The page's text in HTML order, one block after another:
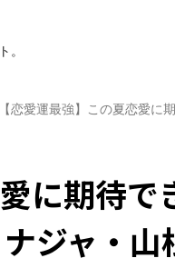
。
【恋愛運最強】この夏恋愛に
に期待
ジャ・山